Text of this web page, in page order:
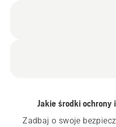
Jakie środki
Zadbaj o swoje